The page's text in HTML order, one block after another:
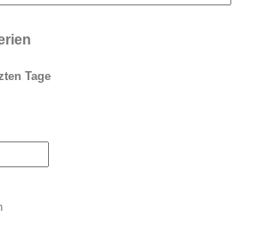
Tage